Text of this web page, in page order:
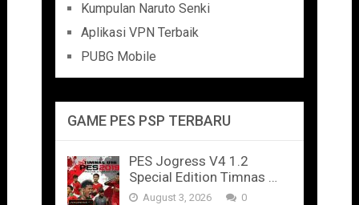
Kumpulan Naruto Senki
Aplikasi VPN Terbaik
PUBG Mobile
GAME PES PSP TERBARU
PES Jogress V4 1.2
Special Edition Timnas …
August 3, 2026 0